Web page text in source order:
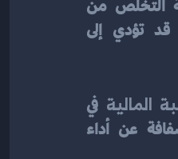
المالية